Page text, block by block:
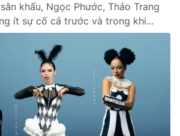
tương lai
khấu, Ngọc Phước, Thảo Trang
ít sự cố cả trước và trong khi...